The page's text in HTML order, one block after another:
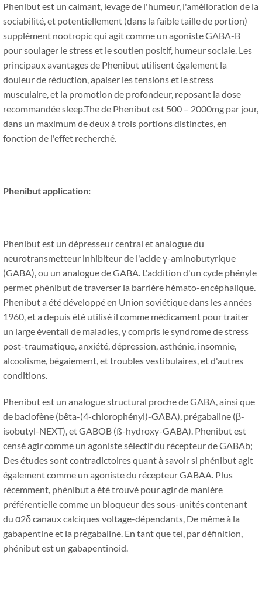
Phenibut est un calmant, levage de l'humeur, l'amélioration de la
sociabilité, et potentiellement (dans la faible taille de portion)
supplément nootropic qui agit comme un agoniste GABA-B
pour soulager le stress et le soutien positif, humeur sociale. Les
principaux avantages de Phenibut utilisent également la
douleur de réduction, apaiser les tensions et le stress
musculaire, et la promotion de profondeur, reposant la dose
recommandée sleep.The de Phenibut est 500 – 2000mg par jour,
dans un maximum de deux à trois portions distinctes, en
fonction de l'effet recherché.
Phenibut application:
Phenibut est un dépresseur central et analogue du
neurotransmetteur inhibiteur de l'acide γ-aminobutyrique
(GABA), ou un analogue de GABA. L'addition d'un cycle phényle
permet phénibut de traverser la barrière hémato-encéphalique.
Phenibut a été développé en Union soviétique dans les années
1960, et a depuis été utilisé il comme médicament pour traiter
un large éventail de maladies, y compris le syndrome de stress
post-traumatique, anxiété, dépression, asthénie, insomnie,
alcoolisme, bégaiement, et troubles vestibulaires, et d'autres
conditions.
Phenibut est un analogue structural proche de GABA, ainsi que
de baclofène (bêta-(4-chlorophényl)-GABA), prégabaline (β-
isobutyl-NEXT), et GABOB (ß-hydroxy-GABA). Phenibut est
censé agir comme un agoniste sélectif du récepteur de GABAb;
Des études sont contradictoires quant à savoir si phénibut agit
également comme un agoniste du récepteur GABAA. Plus
récemment, phénibut a été trouvé pour agir de manière
préférentielle comme un bloqueur des sous-unités contenant
du α2δ canaux calciques voltage-dépendants, De même à la
gabapentine et la prégabaline. En tant que tel, par définition,
phénibut est un gabapentinoid.